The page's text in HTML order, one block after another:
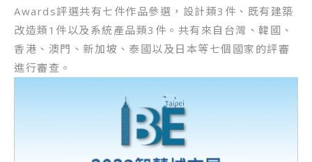
Awards評選共有七件作品參選，設計類3件、既有建築
改造類1件以及系統產品類3件。共有來自台灣、韓國、
香港、澳門、新加坡、泰國以及日本等七個國家的評審
進行審查。